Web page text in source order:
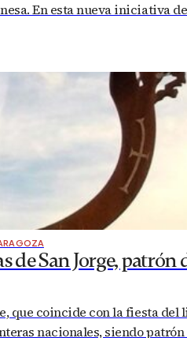
En esta nueva iniciativa
de San Jorge, patrón
que coincide con la fiesta
nacionales, siendo